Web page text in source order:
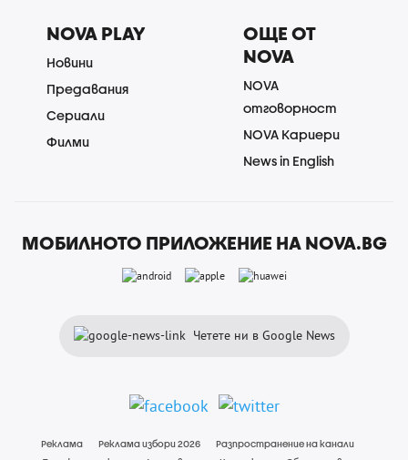
NOVA PLAY
Новини
Предавания
Сериали
Филми
ОЩЕ ОТ
NOVA
NOVA
отговорност
NOVA Кариери
News in English
МОБИЛНОТО ПРИЛОЖЕНИЕ НА NOVA.BG
Четете ни в Google News
Реклама Реклама избори 2026
Разпространение на канали